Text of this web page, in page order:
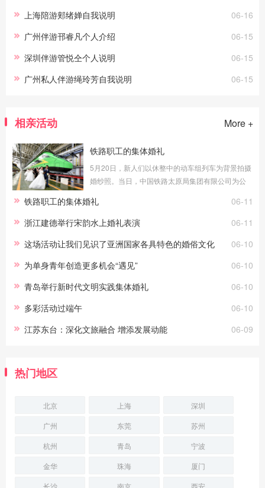
06-16
上海陪游郏绪婵自我说明
06-15
广州伴游邗睿凡个人介绍
06-15
深圳伴游管悦仝个人说明
06-15
广州私人伴游绳玲芳自我说明
相亲活动 More +
铁路职工的集体婚礼
5月20日，新人们以休整中的动车组列车为背景拍摄
婚纱照。当日，中国铁路太原局集团有限公司为公
06-11
铁路职工的集体婚礼
06-11
浙江建德举行宋韵水上婚礼表演
06-10
这场活动让我们见识了亚洲国家各具特色的婚俗文化
06-10
为单身青年创造更多机会“遇见”
06-10
青岛举行新时代文明实践集体婚礼
06-10
多彩活动过端午
06-09
江苏东台：深化文旅融合 增添发展动能
热门地区
北京 上海
深圳
广州
东莞
苏州
杭州
青岛
宁波
金华
珠海
厦门
长沙
南京 西安